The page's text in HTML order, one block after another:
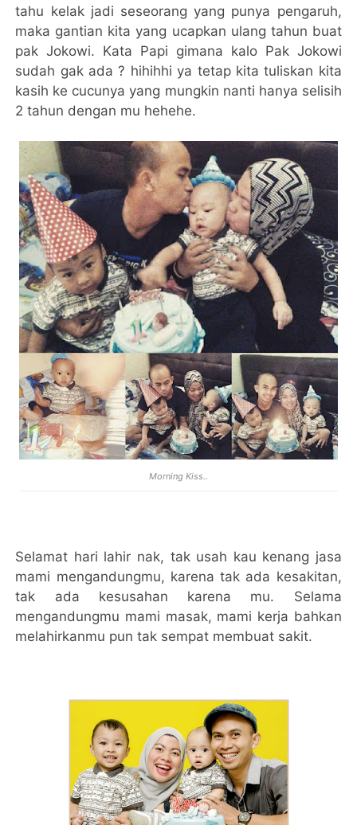
tahu kelak jadi seseorang yang punya pengaruh,
maka gantian kita yang ucapkan ulang tahun buat
pak Jokowi. Kata Papi gimana kalo Pak Jokowi
sudah gak ada ? hihihhi ya tetap kita tuliskan kita
kasih ke cucunya yang mungkin nanti hanya selisih
2 tahun dengan mu hehehe.
Morning Kiss..
Selamat hari lahir nak, tak usah kau kenang jasa
mami mengandungmu, karena tak ada kesakitan,
tak ada kesusahan karena mu. Selama
mengandungmu mami masak, mami kerja bahkan
melahirkanmu pun tak sempat membuat sakit.